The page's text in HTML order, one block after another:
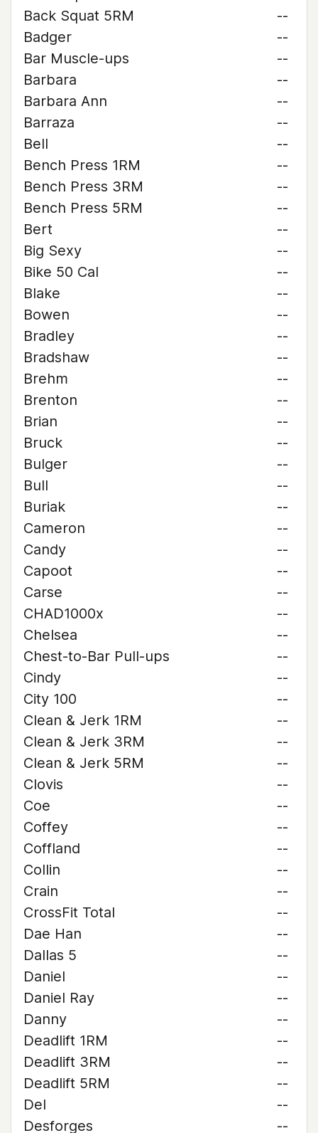
Back Squat 5RM
--
Badger
--
Bar Muscle-ups
--
Barbara
--
Barbara Ann
--
Barraza
--
Bell
--
Bench Press 1RM
--
Bench Press 3RM
--
Bench Press 5RM
--
Bert
--
Big Sexy
--
Bike 50 Cal
--
Blake
--
Bowen
--
Bradley
--
Bradshaw
--
Brehm
--
Brenton
--
Brian
--
Bruck
--
Bulger
--
Bull
--
Buriak
--
Cameron
--
Candy
--
Capoot
--
Carse
--
CHAD1000x
--
Chelsea
--
Chest-to-Bar Pull-ups
--
Cindy
--
City 100
--
Clean & Jerk 1RM
--
Clean & Jerk 3RM
--
Clean & Jerk 5RM
--
Clovis
--
Coe
--
Coffey
--
Coffland
--
Collin
--
Crain
--
CrossFit Total
--
Dae Han
--
Dallas 5
--
Daniel
--
Daniel Ray
--
Danny
--
Deadlift 1RM
--
Deadlift 3RM
--
Deadlift 5RM
--
Del
--
Desforges
--